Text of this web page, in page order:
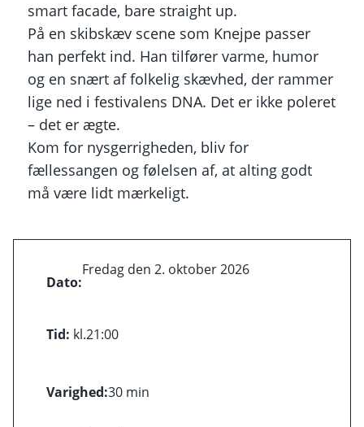
smart facade, bare straight up.
På en skibskæv scene som Knejpe passer
han perfekt ind. Han tilfører varme, humor
og en snært af folkelig skævhed, der rammer
lige ned i festivalens DNA. Det er ikke poleret
– det er ægte.
Kom for nysgerrigheden, bliv for
fællessangen og følelsen af, at alting godt
må være lidt mærkeligt.
Dato:
Fredag den 2. oktober 2026
Tid: kl.21:00
Varighed:30 min